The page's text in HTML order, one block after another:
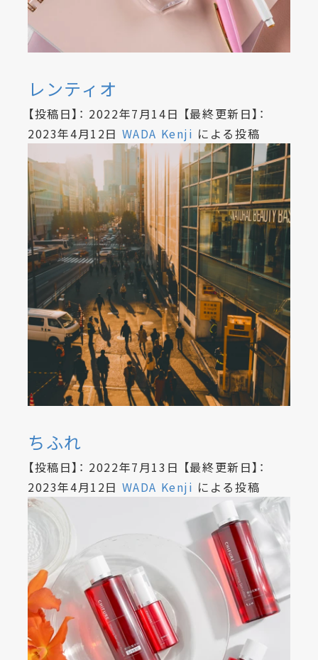
レンティオ
【投稿日】： 2022年7月14日 【最終更新日】：
2023年4月12日 WADA Kenji による投稿
ちふれ
【投稿日】： 2022年7月13日 【最終更新日】：
2023年4月12日 WADA Kenji による投稿